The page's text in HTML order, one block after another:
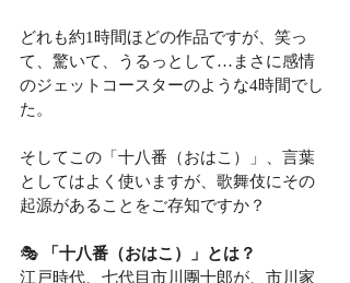
どれも約1時間ほどの作品ですが、笑っ
て、驚いて、うるっとして…まさに感情
のジェットコースターのような4時間でし
た。
そしてこの「十八番（おはこ）」、言葉
としてはよく使いますが、歌舞伎にその
起源があることをご存知ですか？
🎭 「十八番（おはこ）」とは？
江戸時代、七代目市川團十郎が、市川家